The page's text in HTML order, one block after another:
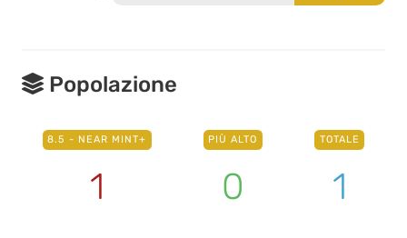
Popolazione
8.5 - NEAR MINT+
1
PIÙ ALTO
0
TOTALE
1